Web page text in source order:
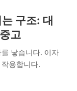
구조: 대
고
낳습니다. 이자
용합니다.